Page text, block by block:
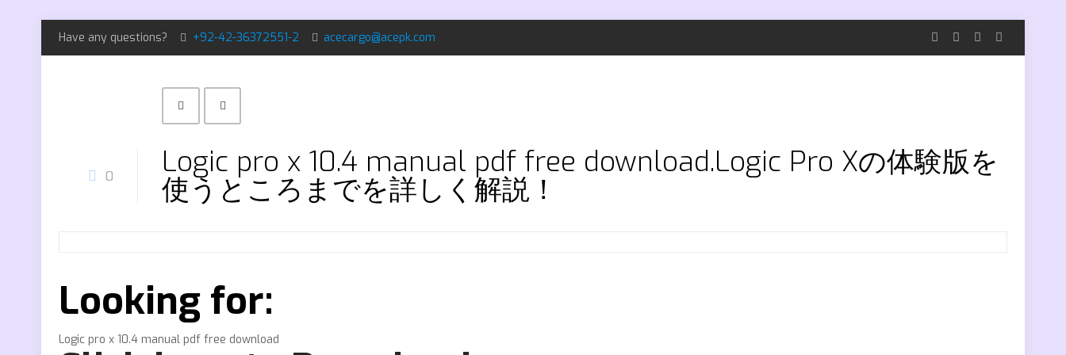
Have any questions? +92-42-36372551-2 acecargo@acepk.com
0 Logic pro x 10.4 manual pdf free download.Logic Pro Xの体験版を
使うところまでを詳しく解説！
Looking for:
Logic pro x 10.4 manual pdf free download